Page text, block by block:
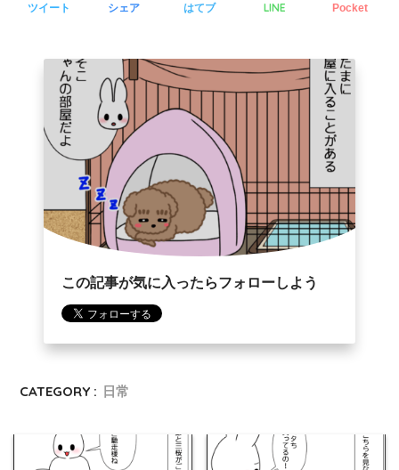
ツイート シェア はてブ LINE Pocket
この記事が気に入ったらフォローしよう
CATEGORY : 日常